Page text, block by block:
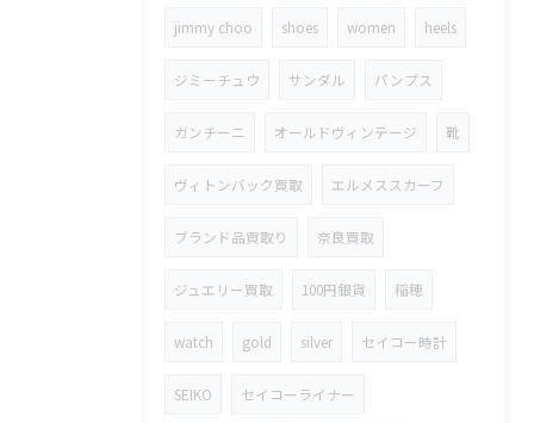
jimmy choo shoes women heels
ジミーチュウ サンダル パンプス
ガンチーニ オールドヴィンテージ 靴
ヴィトンバック買取 エルメススカーフ
ブランド品買取り 奈良買取
ジュエリー買取 100円銀貨 稲穂
watch gold silver セイコー時計
SEIKO セイコーライナー